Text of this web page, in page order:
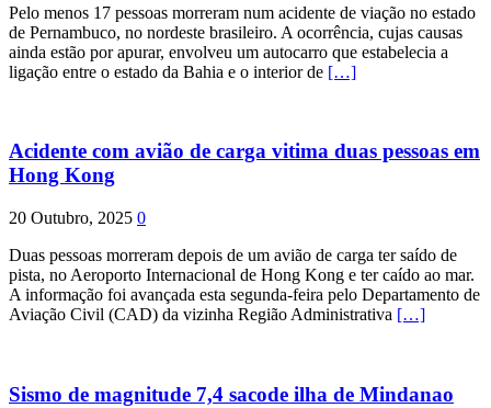
Pelo menos 17 pessoas morreram num acidente de viação no estado
de Pernambuco, no nordeste brasileiro. A ocorrência, cujas causas
ainda estão por apurar, envolveu um autocarro que estabelecia a
ligação entre o estado da Bahia e o interior de […]
Acidente com avião de carga vitima duas pessoas em
Hong Kong
20 Outubro, 2025 0
Duas pessoas morreram depois de um avião de carga ter saído de
pista, no Aeroporto Internacional de Hong Kong e ter caído ao mar.
A informação foi avançada esta segunda-feira pelo Departamento de
Aviação Civil (CAD) da vizinha Região Administrativa […]
Sismo de magnitude 7,4 sacode ilha de Mindanao